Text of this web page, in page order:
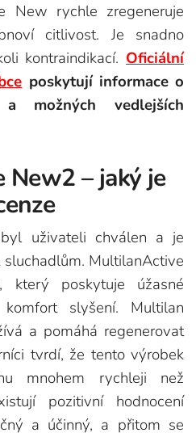
New rychle zregeneruje
citlivost. Je snadno
kontraindikací. Oficiální
poskytují informace o
možných vedlejších
– jaký je
uživateli chválen a je
MultilanActive
který poskytuje úžasné
slyšení. Multilan
a pomáhá regenerovat
tvrdí, že tento výrobek
mnohem rychleji než
pozitivní hodnocení
a účinný, a přitom se